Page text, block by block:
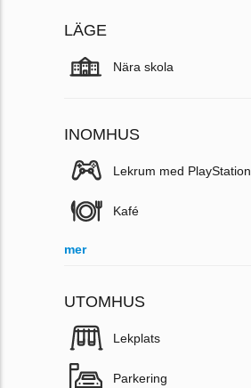
LÄGE
Nära skola
INOMHUS
Lekrum med PlayStation
Kafé
mer
UTOMHUS
Lekplats
Parkering